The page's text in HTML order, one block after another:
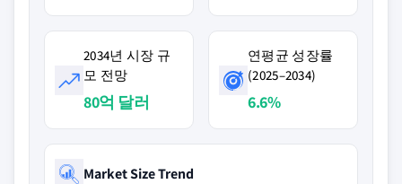
2034년 시장 규
모 전망
80억 달러
연평균 성장률
(2025–2034)
6.6%
Market Size Trend